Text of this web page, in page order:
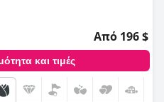
Από 196 $
και τιμές